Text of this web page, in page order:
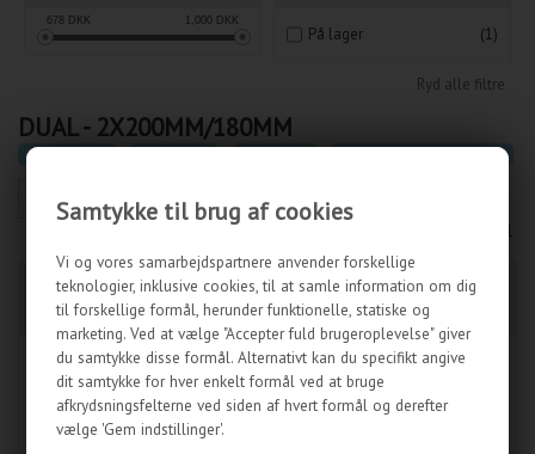
Samtykke til brug af cookies
Vi og vores samarbejdspartnere anvender forskellige
teknologier, inklusive cookies, til at samle information om dig
til forskellige formål, herunder funktionelle, statiske og
marketing. Ved at vælge "Accepter fuld brugeroplevelse" giver
du samtykke disse formål. Alternativt kan du specifikt angive
dit samtykke for hver enkelt formål ved at bruge
afkrydsningsfelterne ved siden af hvert formål og derefter
vælge 'Gem indstillinger'.
678 DKK 1,000 DKK
På lager (1)
Ryd alle filtre
DUAL - 2X200MM/180MM
CoolerKit.dk Dual - 2x200mm/180mm
Side 1/1
ALPHACOOL NEXXXOS
XT45 2X180MM
NYHED
MAGICOOL DUAL 180
COPPER RADIATOR